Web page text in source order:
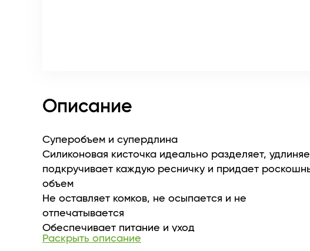
Описание
Суперобъем и супердлина
Силиконовая кисточка идеально разделяет,
подкручивает каждую ресничку и придает
объем
Не оставляет комков, не осыпается и не
отпечатывается
Обеспечивает питание и уход
Раскрыть описание